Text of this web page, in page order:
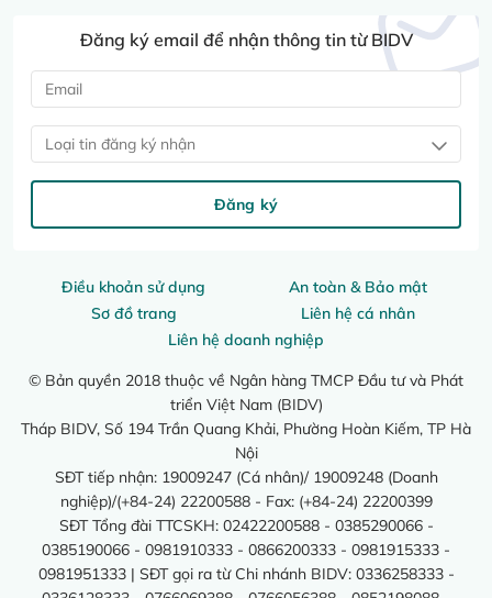
Điều khoản sử dụng
An toàn & Bảo mật
Sơ đồ trang
Liên hệ cá nhân
Liên hệ doanh nghiệp
© Bản quyền 2018 thuộc về Ngân hàng TMCP Đầu tư và Phát
triển Việt Nam (BIDV)
Tháp BIDV, Số 194 Trần Quang Khải, Phường Hoàn Kiếm, TP Hà
Nội
SĐT tiếp nhận: 19009247 (Cá nhân)/ 19009248 (Doanh
nghiệp)/(+84-24) 22200588 - Fax: (+84-24) 22200399
SĐT Tổng đài TTCSKH: 02422200588 - 0385290066 -
0385190066 - 0981910333 - 0866200333 - 0981915333 -
0981951333 | SĐT gọi ra từ Chi nhánh BIDV: 0336258333 -
Đăng ký email để nhận thông tin từ BIDV
Loại tin đăng ký nhận
Đăng ký